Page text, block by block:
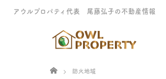
アウルプロパティ代表 尾藤弘子の不動産情報
Home 防火地域